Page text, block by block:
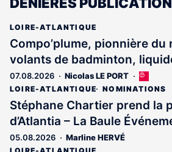
LOIRE-ATLANTIQUE
Compo’plume, pionnière du
volants de badminton,
07.08.2026 Nicolas LE PORT
Cet
article
est
réservé
aux
LOIRE-ATLANTIQUE NOMINATIONS
Stéphane Chartier prend la
d’Atlantia – La Baule
05.08.2026 Marline HERVÉ